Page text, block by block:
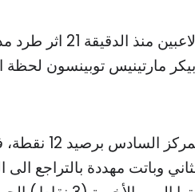
ولعبت بوليفيا
مارتينيس توبينسون
وصعدت
وباتت مهددة بالتراجع